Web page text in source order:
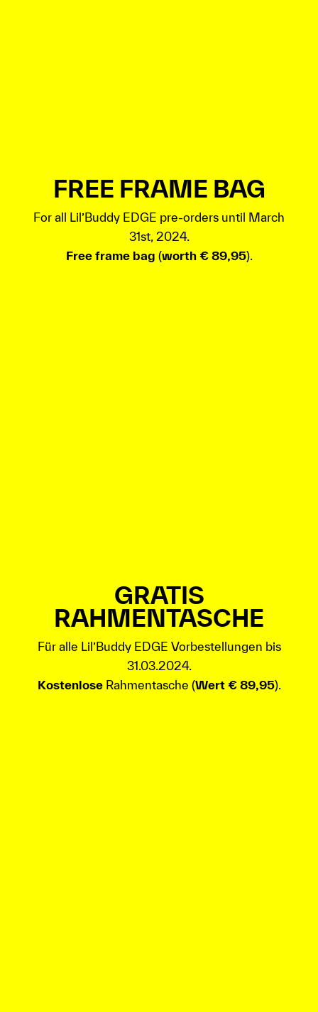
FREE FRAME BAG
For all Lil’Buddy EDGE pre-orders until March
31st, 2024.
Free frame bag (worth € 89,95).
GRATIS
RAHMENTASCHE
Für alle Lil’Buddy EDGE Vorbestellungen bis
31.03.2024.
KostenloseRahmentasche (Wert € 89,95).